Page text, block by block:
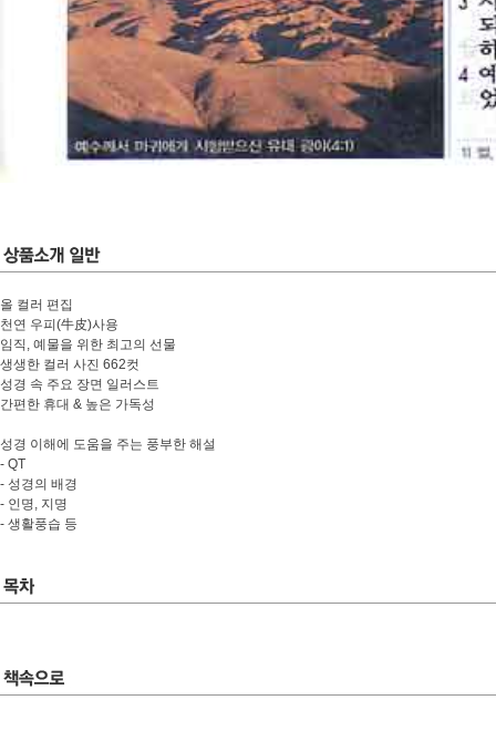
올 컬러 편집
천연 우피(牛皮)사용
임직, 예물을 위한 최고의 선물
생생한 컬러 사진 662컷
성경 속 주요 장면 일러스트
간편한 휴대 & 높은 가독성
성경 이해에 도움을 주는 풍부한 해설
- QT
- 성경의 배경
- 인명, 지명
- 생활풍습 등